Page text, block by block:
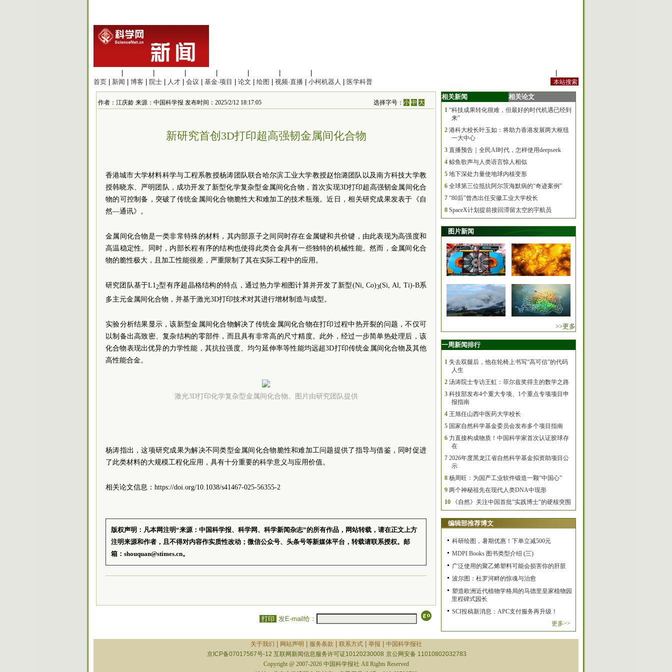
首页
新闻 博客 院士 人才 会议 基金·项目 论文 绘图 视频·直播 小柯机器人 医学科普
作者：江庆龄 来源：中国科学报 发布时间：2025/2/12 18:17:05 选择字号：小 中 大
新研究首创3D打印超高强韧金属间化合物
香港城市大学材料科学与工程系教授杨涛团队联合哈尔滨工业大学教授赵怡潞团队以及南方科技大学教
授韩晓东、严明团队，成功开发了新型化学复杂型金属间化合物，首次实现3D打印超高强韧金属间化合
物的可控制备，突破了传统金属间化合物脆性大和难加工的技术瓶颈。近日，相关研究成果发表于《自
然—通讯》。
金属间化合物是一类非常特殊的材料，其内部原子之间同时存在金属键和共价键，由此表现为高强度和
高温稳定性。同时，内部长程有序的结构也使得此类合金具有一些独特的机械性能。然而，金属间化合
物的脆性极大，且加工性能很差，严重限制了其在实际工程中的应用。
研究团队基于L12型有序超晶格结构的特点，通过热力学相图计算并开发了新型(Ni, Co)3(Si, Al, Ti)-B系
多主元金属间化合物，并基于激光3D打印技术对其进行增材制造与成型。
实验分析结果显示，该新型金属间化合物解决了传统金属间化合物在打印过程中热开裂的问题，不仅可
以制备出高致密、复杂结构的零部件，而且具有非常高的尺寸精度。此外，经过一步简单热处理后，该
化合物表现出优异的力学性能，其抗拉强度、均匀延伸率等性能均远超3D打印传统金属间化合物及其他
高性能合金。
激光3D打印化学复杂型金属间化合物。图片由研究团队提供
杨涛指出，这项研究成果为解决不同类型金属间化合物脆性和难加工问题提供了指导与借鉴，同时促进
了此类材料的大规模工程化应用，具有十分重要的科学意义与应用价值。
相关论文信息：https://doi.org/10.1038/s41467-025-56355-2
版权声明：凡本网注明“来源：中国科学报、科学网、科学新闻杂志”的所有作品，网站转载，请在正文上方
注明来源和作者，且不得对内容作实质性改动；微信公众号、头条号等新媒体平台，转载请联系授权。邮
箱：shouquan@stimes.cn。
打印 发E-mail给：
相关新闻 相关论文
1 “科技成果转化很难，但最好的时代机遇已经到
来”
2 港科大校长叶玉如：将助力香港发展两大枢纽
一大中心
3 直播预告｜全民AI时代，怎样使用deepseek
4 鲸鱼歌声与人类语言惊人相似
5 地下深处力量使地球内核变形
6 全球第三位抵抗阿尔茨海默病的“奇迹案例”
7 “80后”曾杰出任安徽工业大学校长
8 SpaceX计划提前接回滞留太空的宇航员
图片新闻
>>更多
一周新闻排行
1 失去双腿后，他在轮椅上书写“高可信”的代码
人生
2 汤涛院士专访王虹：菲尔兹奖得主的数学之路
3 科技部发布4个重大专项、1个重点专项项目申
报指南
4 王旭任山西中医药大学校长
5 国家自然科学基金委员会发布多个项目指南
6 力直接构成物质！中国科学家首次认证胶球存
在
7 2026年度黑龙江省自然科学基金拟资助项目公
示
8 杨周旺：为国产工业软件锻造一颗“中国心”
9 两个神秘祖先在现代人类DNA中现形
10
《自然》关注中国首批“实践博士”的硬核突围
编辑部推荐博文
科研绘图，暑期优惠！下单立减500元
MDPI Books 图书类型介绍 (三)
广泛使用的聚乙烯塑料可能会损害你的肝脏
波尔图：杜罗河畔的惊魂与治愈
塑造欧洲近代植物学格局的马德里皇家植物园
里程碑式园长
SCI投稿新消息：APC支付服务再升级！
更多>>
关于我们 网站声明 服务条款 联系方式| 举报
中国科学报社
京ICP备07017567号-12 互联网新闻信息服务许可证10120230008 京公网安备 11010802032783
Copyright @ 2007-2026 中国科学报社 All Rights Reserved